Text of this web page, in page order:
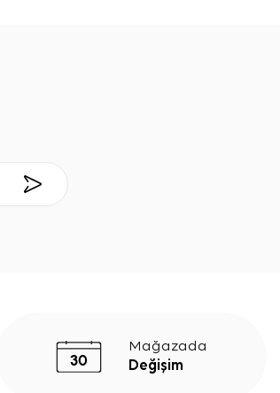
Mağazada
Değişim